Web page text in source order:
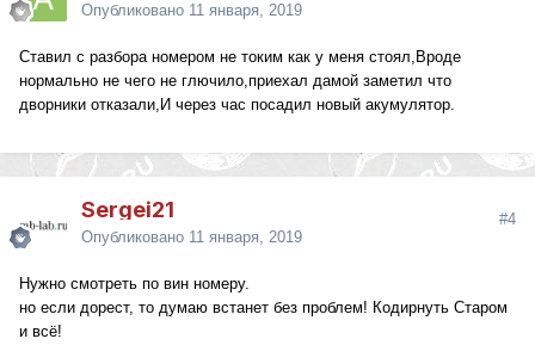
Опубликовано 11 января, 2019
Ставил с разбора номером не токим как у меня стоял,Вроде
нормально не чего не глючило,приехал дамой заметил что
дворники отказали,И через час посадил новый акумулятор.
Sergei21
Опубликовано 11 января, 2019
#4
Нужно смотреть по вин номеру.
но если дорест, то думаю встанет без проблем! Кодирнуть Старом
и всё!